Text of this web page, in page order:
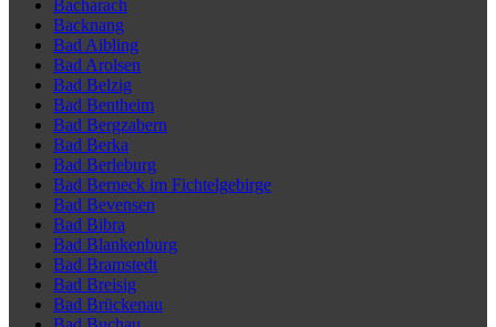
Bacharach
Backnang
Bad Aibling
Bad Arolsen
Bad Belzig
Bad Bentheim
Bad Bergzabern
Bad Berka
Bad Berleburg
Bad Berneck im Fichtelgebirge
Bad Bevensen
Bad Bibra
Bad Blankenburg
Bad Bramstedt
Bad Breisig
Bad Brückenau